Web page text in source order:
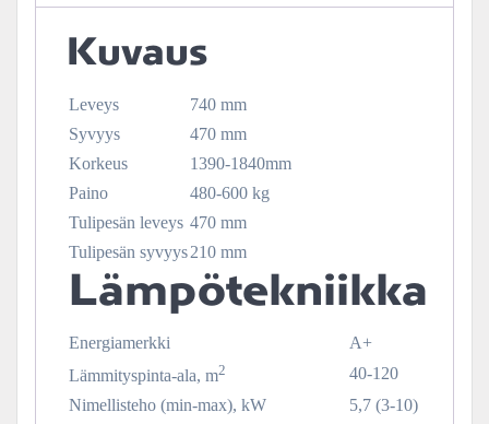
Kuvaus
Leveys 740 mm
Syvyys
470 mm
Korkeus
1390-1840mm
Paino
480-600 kg
Tulipesän leveys 470 mm
Tulipesän syvyys210 mm
Lämpötekniikka
Energiamerkki
A+
Lämmityspinta-ala, m2
40-120
Nimellisteho (min-max), kW
5,7 (3-10)